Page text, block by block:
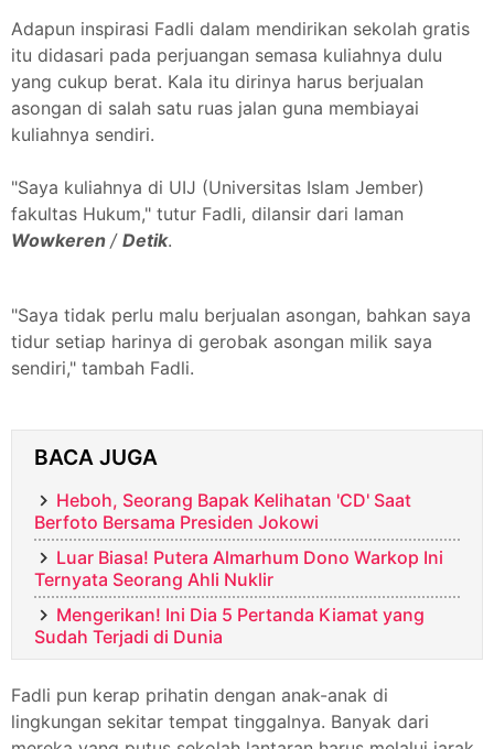
Adapun inspirasi Fadli dalam mendirikan sekolah gratis
itu didasari pada perjuangan semasa kuliahnya dulu
yang cukup berat. Kala itu dirinya harus berjualan
asongan di salah satu ruas jalan guna membiayai
kuliahnya sendiri.
"Saya kuliahnya di UIJ (Universitas Islam Jember)
fakultas Hukum," tutur Fadli, dilansir dari laman
Wowkeren / Detik.
"Saya tidak perlu malu berjualan asongan, bahkan saya
tidur setiap harinya di gerobak asongan milik saya
sendiri," tambah Fadli.
BACA JUGA
Heboh, Seorang Bapak Kelihatan 'CD' Saat
Berfoto Bersama Presiden Jokowi
Luar Biasa! Putera Almarhum Dono Warkop Ini
Ternyata Seorang Ahli Nuklir
Mengerikan! Ini Dia 5 Pertanda Kiamat yang
Sudah Terjadi di Dunia
Fadli pun kerap prihatin dengan anak-anak di
lingkungan sekitar tempat tinggalnya. Banyak dari